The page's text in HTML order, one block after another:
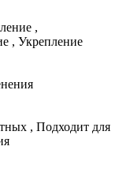
,
, Укрепление
, Подходит для